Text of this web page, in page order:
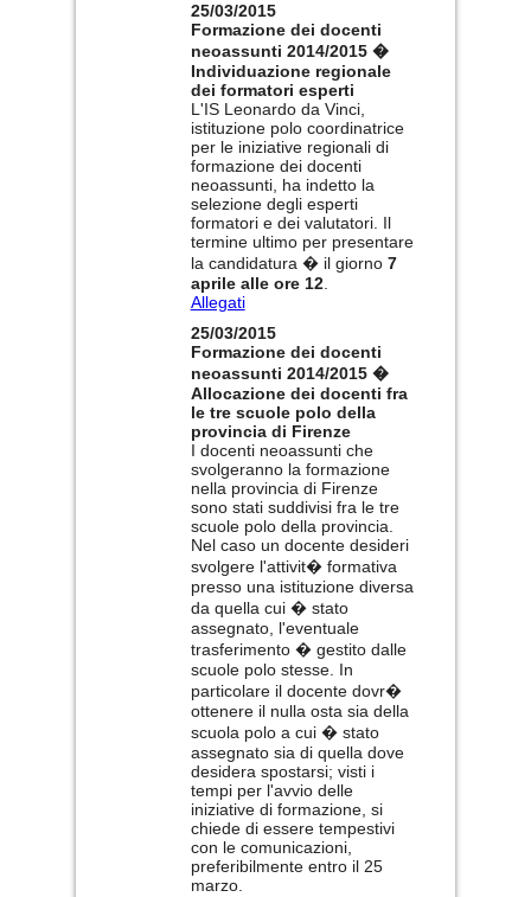
25/03/2015
Formazione dei docenti
neoassunti 2014/2015 �
Individuazione regionale
dei formatori esperti
L'IS Leonardo da Vinci,
istituzione polo coordinatrice
per le iniziative regionali di
formazione dei docenti
neoassunti, ha indetto la
selezione degli esperti
formatori e dei valutatori. Il
termine ultimo per presentare
la candidatura � il giorno 7
aprile alle ore 12.
Allegati
25/03/2015
Formazione dei docenti
neoassunti 2014/2015 �
Allocazione dei docenti fra
le tre scuole polo della
provincia di Firenze
I docenti neoassunti che
svolgeranno la formazione
nella provincia di Firenze
sono stati suddivisi fra le tre
scuole polo della provincia.
Nel caso un docente desideri
svolgere l'attivit� formativa
presso una istituzione diversa
da quella cui � stato
assegnato, l'eventuale
trasferimento � gestito dalle
scuole polo stesse. In
particolare il docente dovr�
ottenere il nulla osta sia della
scuola polo a cui � stato
assegnato sia di quella dove
desidera spostarsi; visti i
tempi per l'avvio delle
iniziative di formazione, si
chiede di essere tempestivi
con le comunicazioni,
preferibilmente entro il 25
marzo.